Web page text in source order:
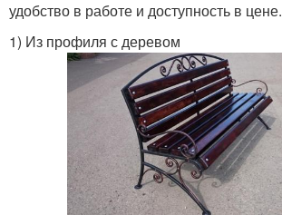
удобство в работе и доступность в цене.
1) Из профиля с деревом